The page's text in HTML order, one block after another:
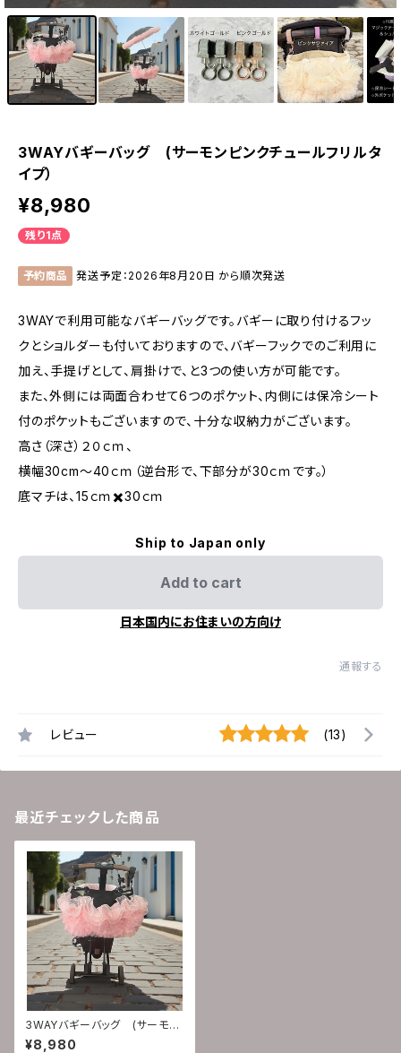
3WAYバギーバッグ (サーモンピンクチュールフリルタ
イプ）
¥8,980
残り1点
予約商品 発送予定：2026年8月20日 から順次発送
3WAYで利用可能なバギーバッグです。バギーに取り付けるフッ
クとショルダーも付いておりますので、バギーフックでのご利用に
加え、手提げとして、肩掛けで、と3つの使い方が可能です。
また、外側には両面合わせて6つのポケット、内側には保冷シート
付のポケットもございますので、十分な収納力がございます。
高さ（深さ）２０ｃｍ、
横幅30cm～40ｃｍ（逆台形で、下部分が30ｃｍです。）
底マチは、15ｃｍ✖️30ｃｍ
Ship to Japan only
Add to cart
日本国内にお住まいの方向け
通報する
レビュー (13)
最近チェックした商品
3WAYバギーバッグ (サーモン
ピンクチュールフリルタイプ）
¥8,980